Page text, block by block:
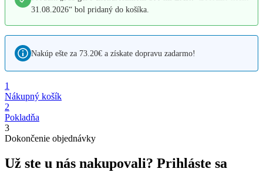
31.08.2026“ bol pridaný do košíka.
Nakúp ešte za 73.20€ a získate dopravu zadarmo!
1
Nákupný košík
2
Pokladňa
3
Dokončenie objednávky
Už ste u nás nakupovali? Prihláste sa